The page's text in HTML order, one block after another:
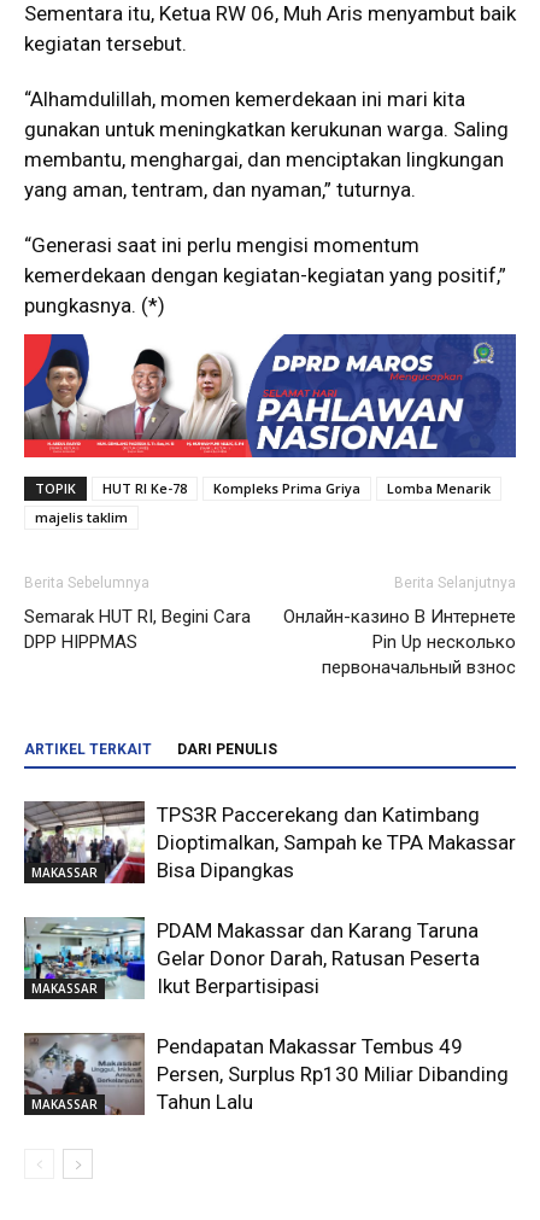
Sementara itu, Ketua RW 06, Muh Aris menyambut baik
kegiatan tersebut.
“Alhamdulillah, momen kemerdekaan ini mari kita
gunakan untuk meningkatkan kerukunan warga. Saling
membantu, menghargai, dan menciptakan lingkungan
yang aman, tentram, dan nyaman,” tuturnya.
“Generasi saat ini perlu mengisi momentum
kemerdekaan dengan kegiatan-kegiatan yang positif,”
pungkasnya. (*)
TOPIK HUT RI Ke-78 Kompleks Prima Griya
Lomba Menarik
majelis taklim
Berita Sebelumnya
Semarak HUT RI, Begini Cara
DPP HIPPMAS
Berita Selanjutnya
Онлайн-казино В Интернете
Pin Up несколько
первоначальный взнос
ARTIKEL TERKAIT DARI PENULIS
MAKASSAR
TPS3R Paccerekang dan Katimbang
Dioptimalkan, Sampah ke TPA Makassar
Bisa Dipangkas
MAKASSAR
PDAM Makassar dan Karang Taruna
Gelar Donor Darah, Ratusan Peserta
Ikut Berpartisipasi
MAKASSAR
Pendapatan Makassar Tembus 49
Persen, Surplus Rp130 Miliar Dibanding
Tahun Lalu